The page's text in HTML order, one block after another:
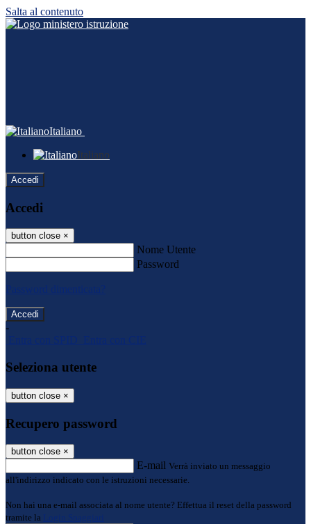
Salta al contenuto
Italiano
Italiano
Accedi
Accedi
button close ×
Nome Utente
Password
Password dimenticata?
-
Entra con SPID
Entra con CIE
Seleziona utente
button close ×
Recupero password
button close ×
E-mail Verrà inviato un messaggio
all'indirizzo indicato con le istruzioni necessarie.
Non hai una e-mail associata al nome utente? Effettua il reset della password
tramite la
Login Spaggiari